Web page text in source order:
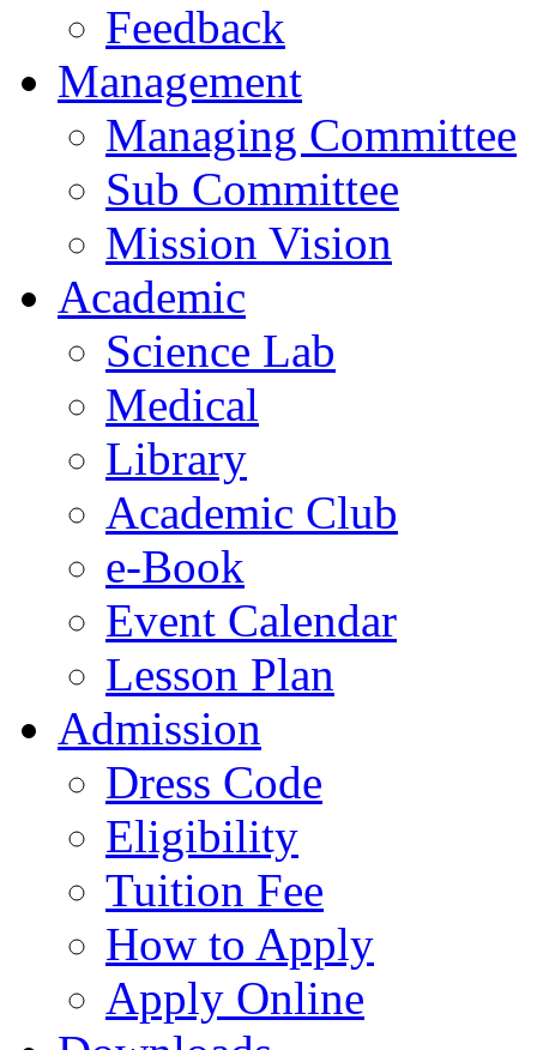
Feedback
Management
Managing Committee
Sub Committee
Mission Vision
Academic
Science Lab
Medical
Library
Academic Club
e-Book
Event Calendar
Lesson Plan
Admission
Dress Code
Eligibility
Tuition Fee
How to Apply
Apply Online